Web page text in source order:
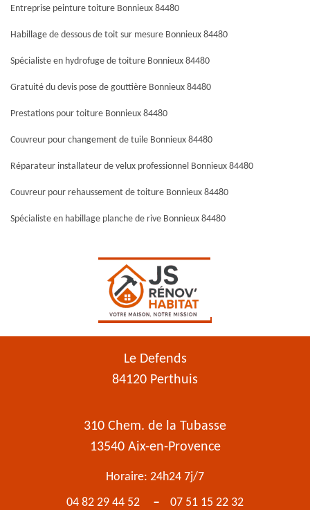
Entreprise peinture toiture Bonnieux 84480
Habillage de dessous de toit sur mesure Bonnieux 84480
Spécialiste en hydrofuge de toiture Bonnieux 84480
Gratuité du devis pose de gouttière Bonnieux 84480
Prestations pour toiture Bonnieux 84480
Couvreur pour changement de tuile Bonnieux 84480
Réparateur installateur de velux professionnel Bonnieux 84480
Couvreur pour rehaussement de toiture Bonnieux 84480
Spécialiste en habillage planche de rive Bonnieux 84480
Le Defends
84120 Perthuis
310 Chem. de la Tubasse
13540 Aix-en-Provence
Horaire: 24h24 7j/7
04 82 29 44 52
- 07 51 15 22 32